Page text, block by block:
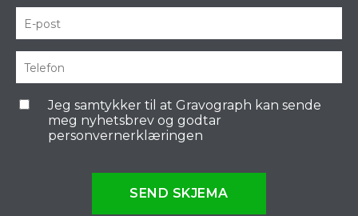
Jeg samtykker til at Gravograph kan sende
meg nyhetsbrev og godtar
personvernerklæringen
SEND SKJEMA